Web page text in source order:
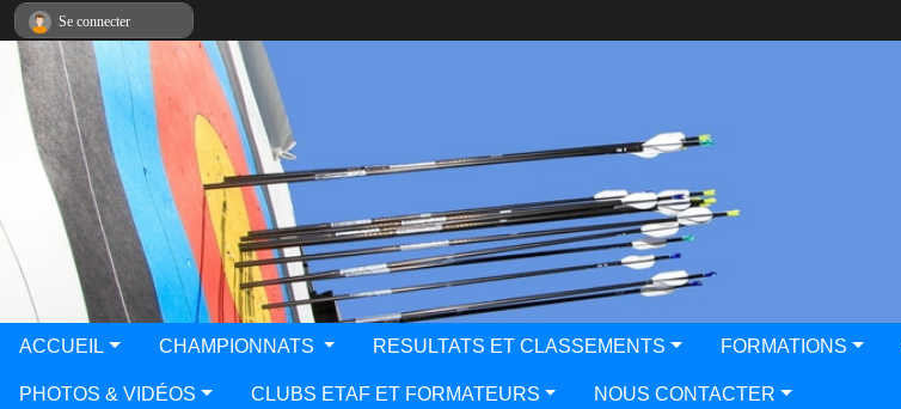
ACCUEIL CHAMPIONNATS RESULTATS ET CLASSEMENTS FORMATIONS
PHOTOS & VIDÉOS CLUBS ETAF ET FORMATEURS NOUS CONTACTER
Se connecter
Panneau de gestion des cookies